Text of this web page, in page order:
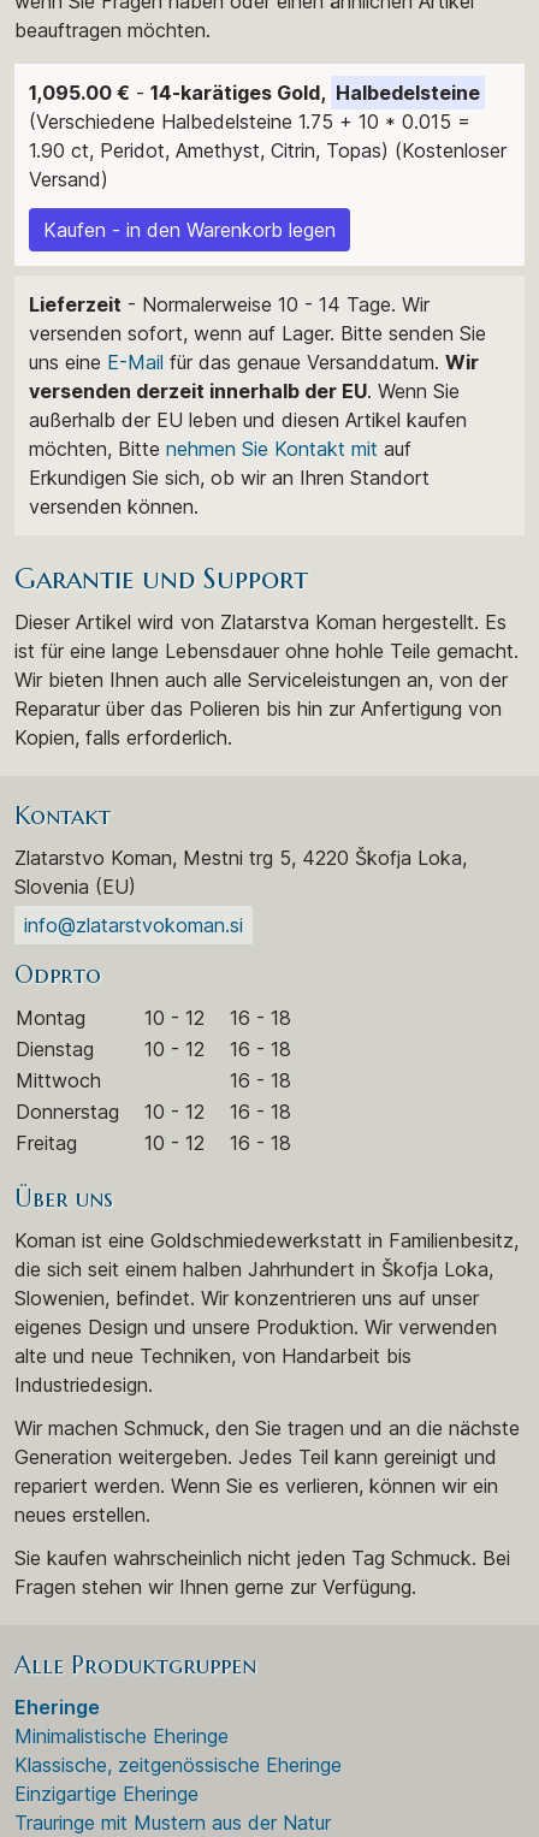
beauftragen möchten.
1,095.00 € - 14-karätiges Gold, Halbedelsteine
(Verschiedene Halbedelsteine 1.75 + 10 * 0.015 =
1.90 ct, Peridot, Amethyst, Citrin, Topas) (Kostenloser
Versand)
Kaufen - in den Warenkorb legen
Lieferzeit - Normalerweise 10 - 14 Tage. Wir
versenden sofort, wenn auf Lager. Bitte senden Sie
uns eine E-Mail für das genaue Versanddatum. Wir
versenden derzeit innerhalb der EU. Wenn Sie
außerhalb der EU leben und diesen Artikel kaufen
möchten, Bitte nehmen Sie Kontakt mit auf
Erkundigen Sie sich, ob wir an Ihren Standort
versenden können.
Garantie und Support
Dieser Artikel wird von Zlatarstva Koman hergestellt. Es
ist für eine lange Lebensdauer ohne hohle Teile gemacht.
Wir bieten Ihnen auch alle Serviceleistungen an, von der
Reparatur über das Polieren bis hin zur Anfertigung von
Kopien, falls erforderlich.
Kontakt
Zlatarstvo Koman, Mestni trg 5, 4220 Škofja Loka,
Slovenia (EU)
info@zlatarstvokoman.si
Odprto
Montag 10 - 12
16 - 18
Dienstag
10 - 12
16 - 18
Mittwoch
16 - 18
Donnerstag
10 - 12
16 - 18
Freitag
10 - 12 16 - 18
Über uns
Koman ist eine Goldschmiedewerkstatt in Familienbesitz,
die sich seit einem halben Jahrhundert in Škofja Loka,
Slowenien, befindet. Wir konzentrieren uns auf unser
eigenes Design und unsere Produktion. Wir verwenden
alte und neue Techniken, von Handarbeit bis
Industriedesign.
Wir machen Schmuck, den Sie tragen und an die nächste
Generation weitergeben. Jedes Teil kann gereinigt und
repariert werden. Wenn Sie es verlieren, können wir ein
neues erstellen.
Sie kaufen wahrscheinlich nicht jeden Tag Schmuck. Bei
Fragen stehen wir Ihnen gerne zur Verfügung.
Alle Produktgruppen
Eheringe
Minimalistische Eheringe
Klassische, zeitgenössische Eheringe
Einzigartige Eheringe
Trauringe mit Mustern aus der Natur